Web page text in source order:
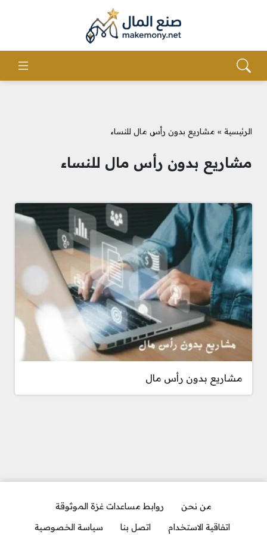
الرئيسية » مشاريع بدون رأس مال للنساء
مشاريع بدون رأس مال للنساء
مشاريع بدون رأس مال
من نحن
روابط مساعدات غزة الموثوقة
اتفاقية الاستخدام
اتصل بنا سياسة الخصوصية